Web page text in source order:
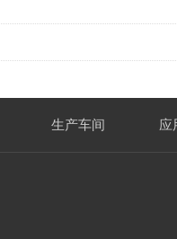
生产车间 应